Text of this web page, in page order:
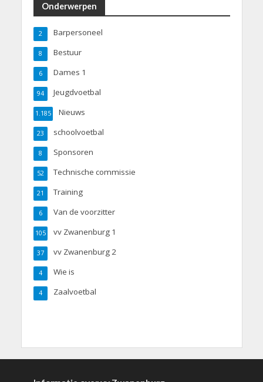
Onderwerpen
Barpersoneel
2
Bestuur
8
Dames 1
6
Jeugdvoetbal
94
Nieuws
1.185
schoolvoetbal
23
Sponsoren
8
Technische commissie
52
Training
21
Van de voorzitter
6
vv Zwanenburg 1
105
vv Zwanenburg 2
37
Wie is
4
Zaalvoetbal
4